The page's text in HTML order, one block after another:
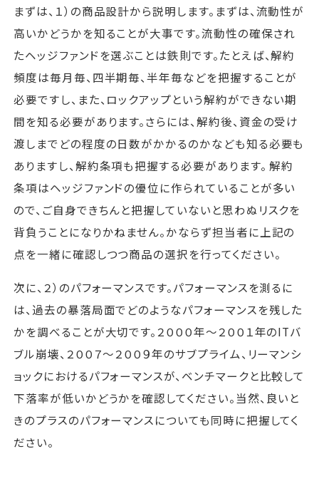
まずは、１）の商品設計から説明します。まずは、流動性が
高いかどうかを知ることが大事です。流動性の確保され
たヘッジファンドを選ぶことは鉄則です。たとえば、解約
頻度は毎月毎、四半期毎、半年毎などを把握することが
必要ですし、また、ロックアップという解約ができない期
間を知る必要があります。さらには、解約後、資金の受け
渡しまでどの程度の日数がかかるのかなども知る必要も
ありますし、解約条項も把握する必要があります。 解約
条項はヘッジファンドの優位に作られていることが多い
ので、ご自身できちんと把握していないと思わぬリスクを
背負うことになりかねません。かならず担当者に上記の
点を一緒に確認しつつ商品の選択を行ってください。
次に、２）のパフォーマンスです。パフォーマンスを測るに
は、過去の暴落局面でどのようなパフォーマンスを残した
かを調べることが大切です。２０００年〜２００１年のITバ
ブル崩壊、２００７〜２００９年のサブプライム、リーマンシ
ョックにおけるパフォーマンスが、ベンチマークと比較して
下落率が低いかどうかを確認してください。当然、良いと
きのプラスのパフォーマンスについても同時に把握してく
ださい。